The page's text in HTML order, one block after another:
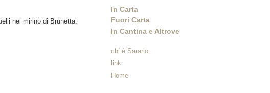
nel mirino di Brunetta.
In Carta
Fuori Carta
In Cantina e Altrove
chi è Sararlo
link
Home